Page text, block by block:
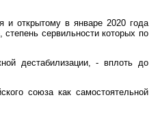
и открытому в январе 2020 года
сервильности которых по
дестабилизации, - вплоть до
союза как самостоятельной